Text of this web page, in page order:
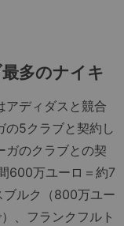
多のナイキ
ディダスと競合
の5クラブと契約し
ガのクラブとの契
600万ユーロ＝約7
ルク（800万ユー
、フランクフルト